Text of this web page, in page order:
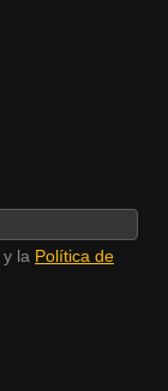
y la Política de